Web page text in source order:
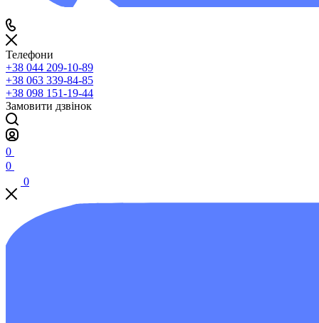
Телефони
+38 044 209-10-89
+38 063 339-84-85
+38 098 151-19-44
Замовити дзвінок
0
0
0